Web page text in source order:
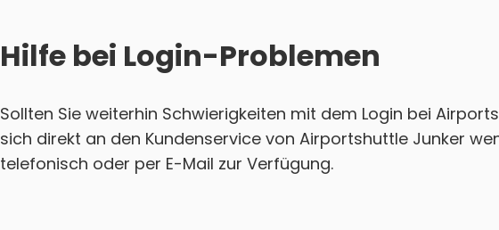
Hilfe bei Login-Problemen
Sollten Sie weiterhin Schwierigkeiten mit dem Login bei
sich direkt an den Kundenservice von Airportshuttle Junker
telefonisch oder per E-Mail zur Verfügung.